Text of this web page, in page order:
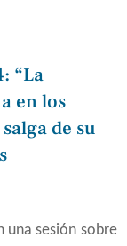
“La
en los
de su
una sesión sobre